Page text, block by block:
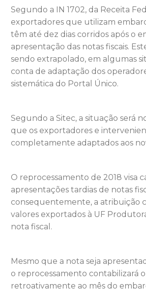
Segundo a IN 1702, da Receita
exportadores que utilizam
têm até dez dias corridos após o
apresentação das notas fiscais.
sendo extrapolado, em algumas
conta de adaptação dos
sistemática do Portal Único.
Segundo a Sitec, a situação será
que os exportadores e
completamente adaptados aos
O reprocessamento de 2018 visa
apresentações tardias de notas
consequentemente, a atribuição
valores exportados à UF
nota fiscal.
Mesmo que a nota seja
o reprocessamento contabilizará
retroativamente ao mês do